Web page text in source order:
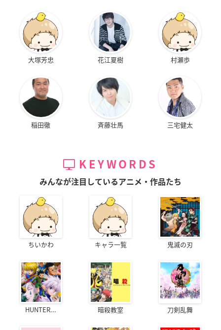
大塚芳忠 花江夏樹 村瀬歩
稲田徹 斉藤壮馬 三宅健太
KEYWORDS
みんなが注目しているアニメ・作品たち
ちいかわ キャラ一覧 鬼滅の刃
HUNTER... 暗殺教室 刀剣乱舞